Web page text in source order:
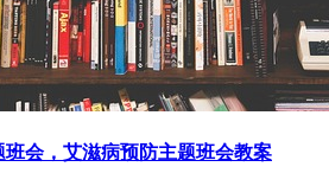
会，艾滋病预防主题班会教案